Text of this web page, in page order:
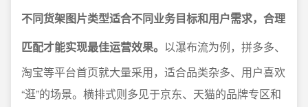
不同货架图片类型适合不同业务目标和用户需求，合理
匹配才能实现最佳运营效果。 以瀑布流为例，拼多多、
淘宝等平台首页就大量采用，适合品类杂多、用户喜欢
“逛”的场景。横排式则多见于京东、天猫的品牌专区和